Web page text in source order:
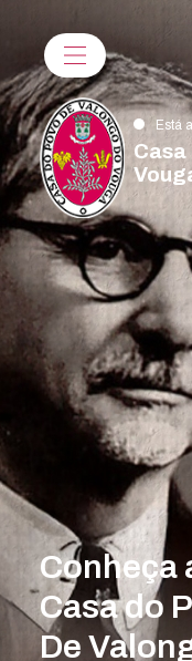
Está
Casa
Conheça
Casa do
De